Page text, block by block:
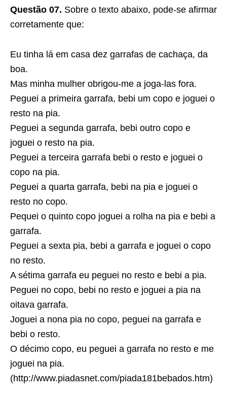
Questão 07. Sobre o texto abaixo, pode-se afirmar
corretamente que:
Eu tinha lá em casa dez garrafas de cachaça, da
boa.
Mas minha mulher obrigou-me a joga-las fora.
Peguei a primeira garrafa, bebi um copo e joguei o
resto na pia.
Peguei a segunda garrafa, bebi outro copo e
joguei o resto na pia.
Peguei a terceira garrafa bebi o resto e joguei o
copo na pia.
Peguei a quarta garrafa, bebi na pia e joguei o
resto no copo.
Pequei o quinto copo joguei a rolha na pia e bebi a
garrafa.
Peguei a sexta pia, bebi a garrafa e joguei o copo
no resto.
A sétima garrafa eu peguei no resto e bebi a pia.
Peguei no copo, bebi no resto e joguei a pia na
oitava garrafa.
Joguei a nona pia no copo, peguei na garrafa e
bebi o resto.
O décimo copo, eu peguei a garrafa no resto e me
joguei na pia.
(http://www.piadasnet.com/piada181bebados.htm)